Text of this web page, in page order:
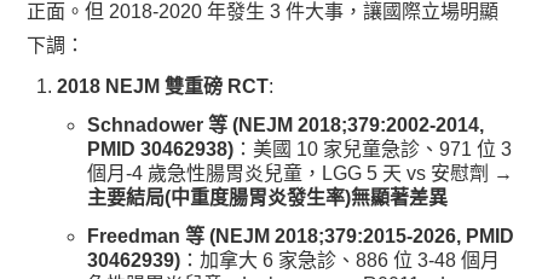
正面。但 2018-2020 年發生 3 件大事，讓國際立場明顯
下調：
2018 NEJM 雙重磅 RCT:
Schnadower 等 (NEJM 2018;379:2002-2014,
PMID 30462938) ：美國 10 家兒童急診、971 位 3
個月-4 歲急性腸胃炎兒童，LGG 5 天 vs 安慰劑 →
主要結局(中重度腸胃炎發生率)無顯著差異
Freedman 等 (NEJM 2018;379:2015-2026, PMID
30462939) ：加拿大 6 家急診、886 位 3-48 個月